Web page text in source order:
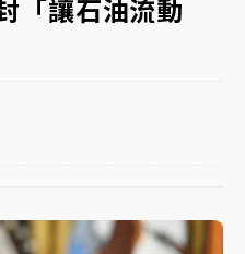
東檢抗告成功 今重開羈
彈轟3天 「紅到發紫」降
卡趣」！抽獎程序複雜 觀
「讓石油流動